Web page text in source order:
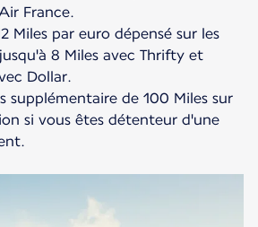
France.
Miles par euro dépensé sur les
8 Miles avec Thrifty et
Dollar.
supplémentaire de 100 Miles sur
si vous êtes détenteur d'une